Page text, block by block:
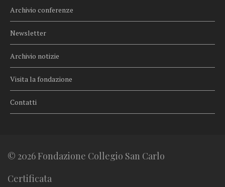
Archivio conferenze
Newsletter
Archivio notizie
Visita la fondazione
Contatti
© 2026 Fondazione Collegio San Carlo
Certificata